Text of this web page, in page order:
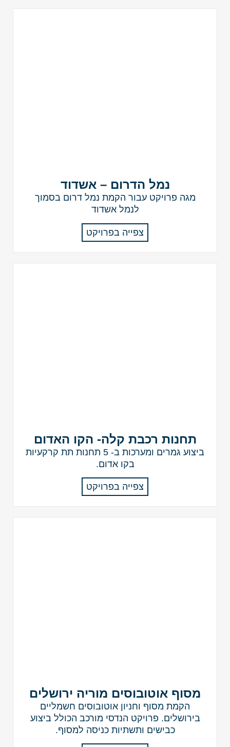
נמל הדרום – אשדוד
מגה פרויקט עבור הקמת נמל דרום בסמוך
לנמל אשדוד
צפייה בפרויקט
תחנות רכבת קלה- הקו האדום
ביצוע גמרים ומערכות ב- 5 תחנות תת קרקעיות
בקו אדום.
צפייה בפרויקט
מסוף אוטובוסים מוריה ירושלים
הקמת מסוף וחניון אוטובוסים חשמליים
בירושלים. פרויקט הנדסי מורכב הכולל ביצוע
כבישים ותשתיות כניסה למסוף.